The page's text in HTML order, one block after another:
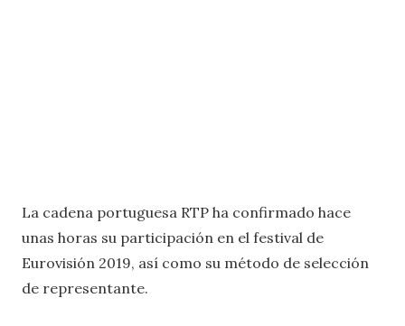
La cadena portuguesa RTP ha confirmado hace
unas horas su participación en el festival de
Eurovisión 2019, así como su método de selección
de representante.